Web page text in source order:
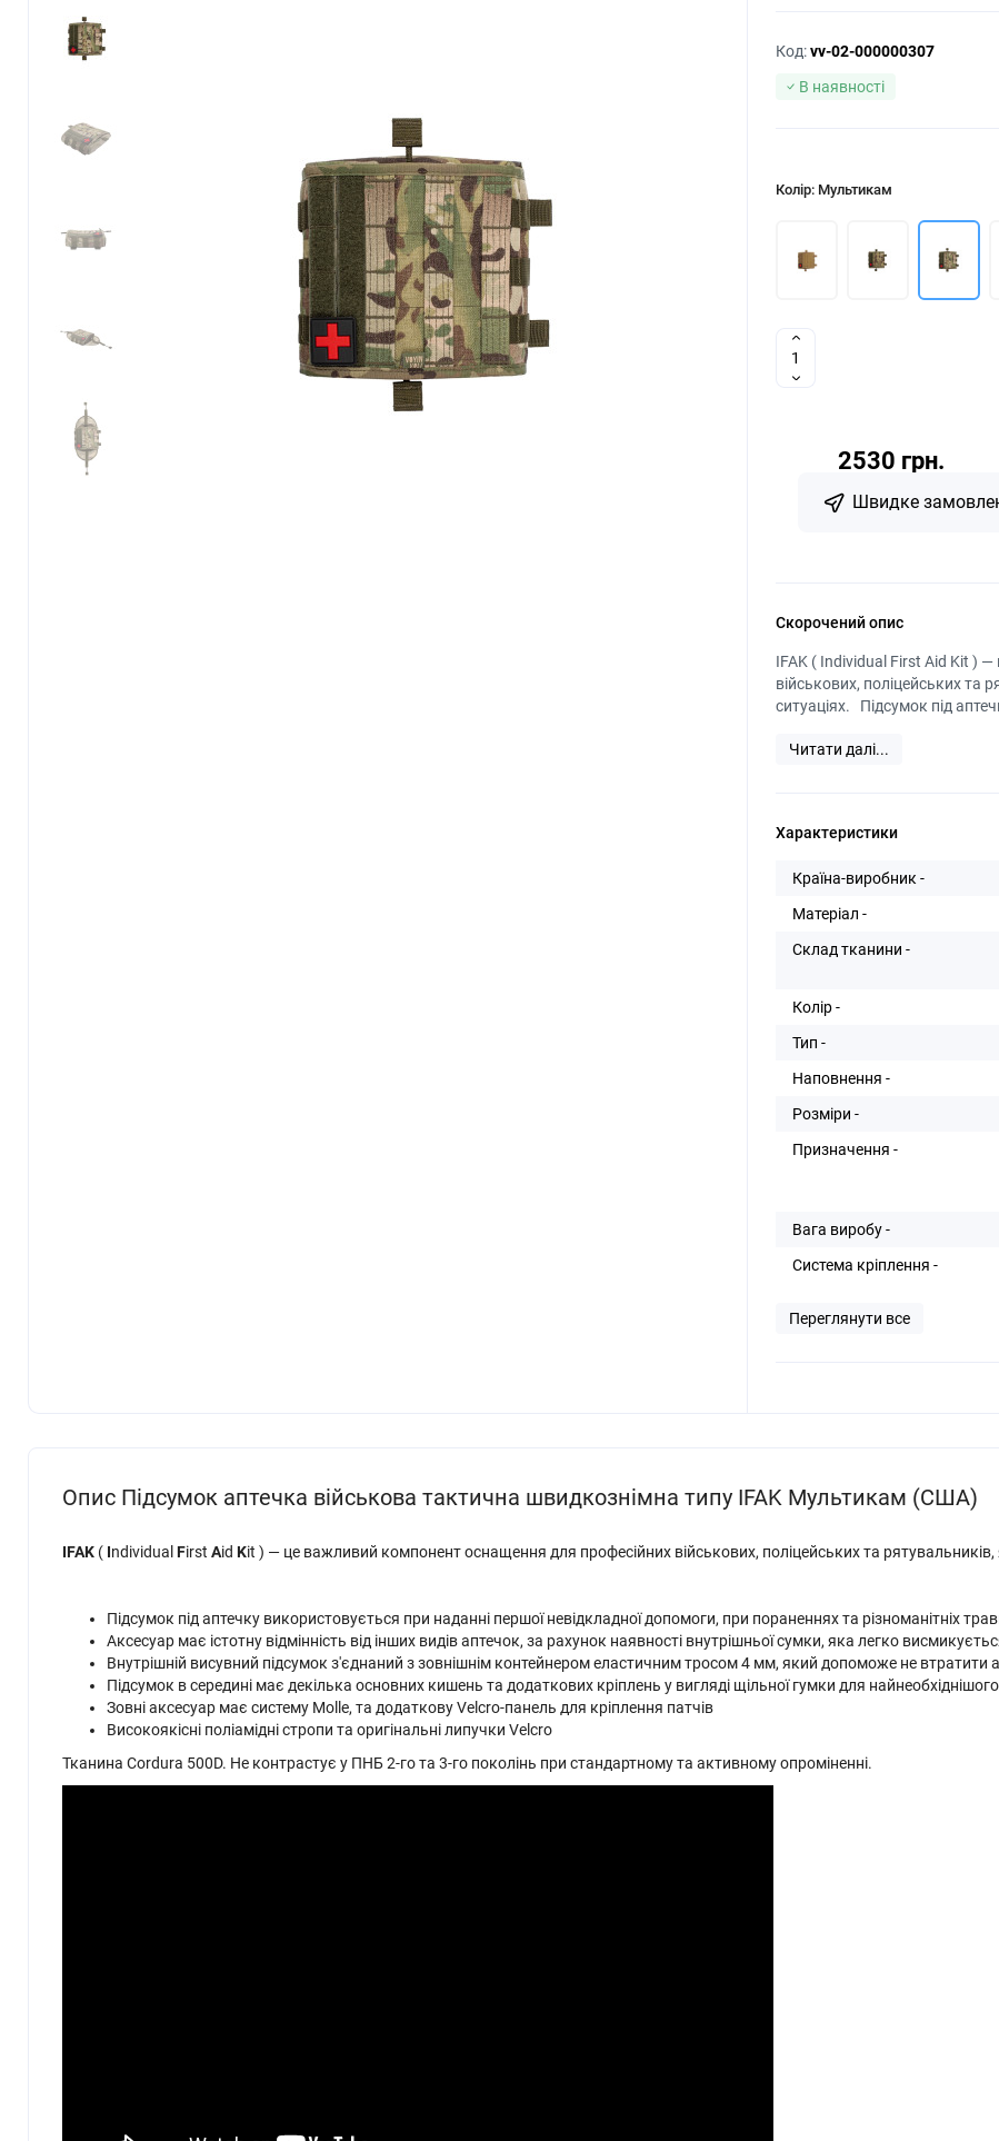
Код:vv-02-000000307
В наявності
Колір: Мультикам
2530 грн.
Швидке
Скорочений опис
IFAK ( Individual First Aid Kit )
військових, поліцейських та
ситуаціях. Підсумок під
Читати далі...
Характеристики
Країна-виробник -
Матеріал -
Склад тканини -
Колір -
Тип -
Наповнення -
Розміри -
Призначення -
Вага виробу -
Система кріплення -
Переглянути все
Опис Підсумок аптечка військова тактична швидкознімна типу IFAK Мультикам (США)
IFAK ( IndividualFirst Aid Kit ) — це важливий компонент оснащення для професійних військових, поліцейських та
Підсумок під аптечку використовується при наданні першої невідкладної допомоги, при пораненнях та різноманітніх
Аксесуар має істотну відмінність від інших видів аптечок, за рахунок наявності внутрішньої сумки, яка легко
Внутрішній висувний підсумок з'єднаний з зовнішнім контейнером еластичним тросом 4 мм, який допоможе не втратити
Підсумок в середині має декілька основних кишень та додаткових кріплень у вигляді щільної гумки для
Зовні аксесуар має систему Molle, та додаткову Velcro-панель для кріплення патчів
Високоякісні поліамідні стропи та оригінальні липучки Velcro
Тканина Cordura 500D. Не контрастує у ПНБ 2-го та 3-го поколінь при стандартному та активному опроміненні.